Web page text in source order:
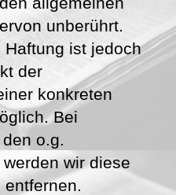
unberührt.
ist jedoch
der
konkreten
Bei
o.g.
wir diese